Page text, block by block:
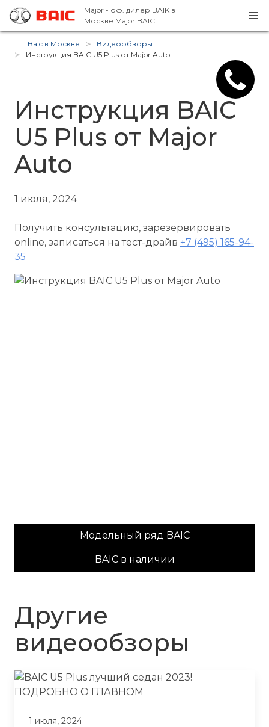
Major - оф. дилер BAIK в
Москве Major BAIC
Baic в Москве
Видеообзоры
Инструкция BAIC U5 Plus от Major Auto
Инструкция BAIC
U5 Plus от Major
Auto
1 июля, 2024
Получить консультацию, зарезервировать
online, записаться на тест-драйв +7 (495) 165-94-
35
Модельный ряд BAIC
BAIC в наличии
Другие
видеообзоры
1 июля, 2024